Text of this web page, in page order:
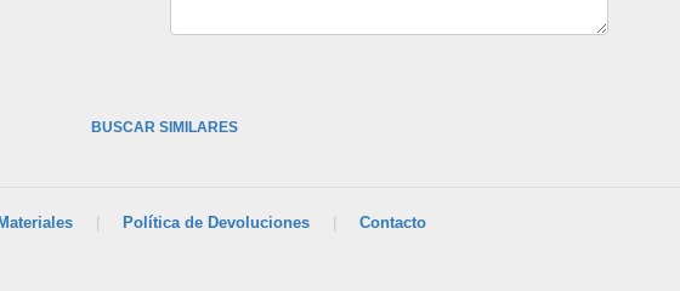
BUSCAR SIMILARES
Materiales Política de Devoluciones Contacto